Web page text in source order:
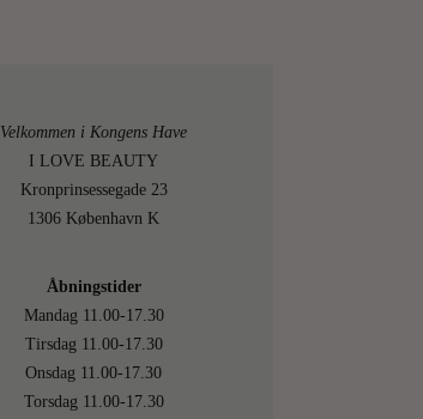
Velkommen i Kongens Have
I LOVE BEAUTY
Kronprinsessegade 23
1306 København K
Åbningstider
Mandag 11.00-17.30
Tirsdag 11.00-17.30
Onsdag 11.00-17.30
Torsdag 11.00-17.30